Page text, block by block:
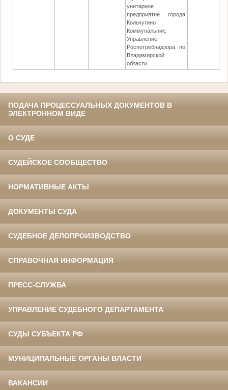
унитарное
предприятие города
Кольчугино
Коммунальник;
Управление
Роспотребнадзора по
Владимирской
области
ПОДАЧА ПРОЦЕССУАЛЬНЫХ ДОКУМЕНТОВ В
ЭЛЕКТРОННОМ ВИДЕ
О СУДЕ
СУДЕЙСКОЕ СООБЩЕСТВО
НОРМАТИВНЫЕ АКТЫ
ДОКУМЕНТЫ СУДА
СУДЕБНОЕ ДЕЛОПРОИЗВОДСТВО
СПРАВОЧНАЯ ИНФОРМАЦИЯ
ПРЕСС-СЛУЖБА
УПРАВЛЕНИЕ СУДЕБНОГО ДЕПАРТАМЕНТА
СУДЫ СУБЪЕКТА РФ
МУНИЦИПАЛЬНЫЕ ОРГАНЫ ВЛАСТИ
ВАКАНСИИ